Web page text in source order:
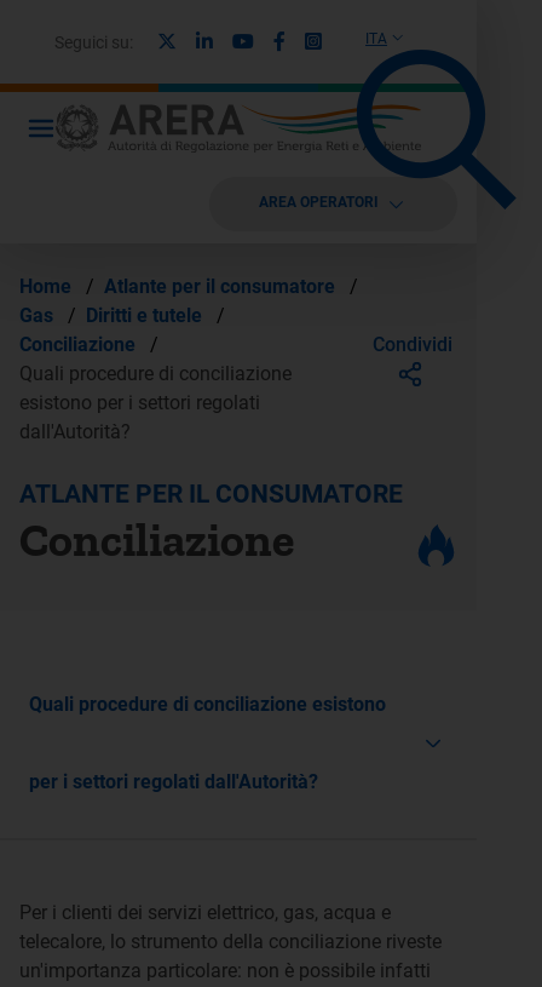
ITA
Seguici su: LinkedinYoutubeFacebook
Instagram
AREA OPERATORI
Home / Atlante per il consumatore
/
Gas
/ Diritti e tutele
/
Conciliazione
/
Quali procedure di conciliazione
esistono per i settori regolati
dall'Autorità?
Condividi
ATLANTE PER IL CONSUMATORE
Conciliazione
Quali procedure di conciliazione esistono
per i settori regolati dall'Autorità?
Per i clienti dei servizi elettrico, gas, acqua e
telecalore, lo strumento della conciliazione riveste
un'importanza particolare: non è possibile infatti